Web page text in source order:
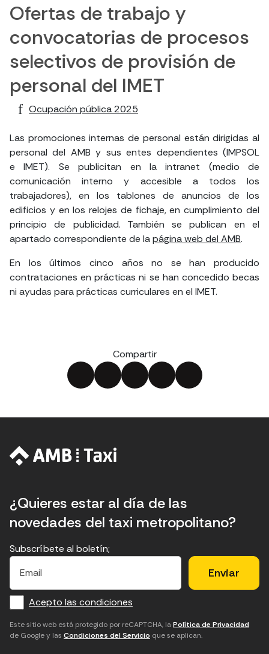
Ofertas de trabajo y
convocatorias de procesos
selectivos de provisión de
personal del IMET
Ocupación pública 2025
Las promociones internas de personal están dirigidas al
personal del AMB y sus entes dependientes (IMPSOL
e IMET). Se publicitan en la intranet (medio de
comunicación interno y accesible a todos los
trabajadores), en los tablones de anuncios de los
edificios y en los relojes de fichaje, en cumplimiento del
principio de publicidad. También se publican en el
apartado correspondiente de lapágina web del AMB.
En los últimos cinco años no se han producido
contrataciones en prácticas ni se han concedido becas
ni ayudas para prácticas curriculares en el IMET.
Compartir
¿Quieres estar al día de las
novedades del taxi metropolitano?
E
f
o
r
m
E
c
a
m
p
H
u
d
'
a
×
Subscríbete al boletín;
E
a
i
l
Acepto las condiciones
Este sitio web está protegido por reCAPTCHA, laPolítica de Privacidad
de Google y las Condiciones del Servicio que se aplican.